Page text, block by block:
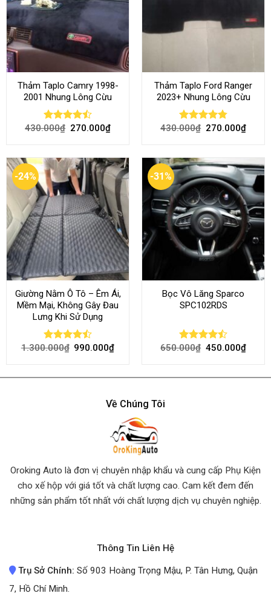
Thảm Taplo Camry 1998-
2001 Nhung Lông Cừu
Rated
430.000₫ 270.000₫
Thảm Taplo Ford Ranger
2023+ Nhung Lông Cừu
Rated 4.80
430.000₫ 270.000₫
-24%
Giường Nằm Ô Tô – Êm Ái,
Mềm Mại, Không Gây Đau
Lưng Khi Sử Dụng
Rated
1.300.000₫ 990.000₫
-31%
Bọc Vô Lăng Sparco
SPC102RDS
Rated
650.000₫ 450.000₫
Về Chúng Tôi
Oroking Auto là đơn vị chuyên nhập khẩu và cung cấp Phụ Kiện
cho xế hộp với giá tốt và chất lượng cao. Cam kết đem đến
những sản phẩm tốt nhất với chất lượng dịch vụ chuyên nghiệp.
Thông Tin Liên Hệ
Trụ Sở Chính: Số 903 Hoàng Trọng Mậu, P. Tân Hưng, Quận
7, Hồ Chí Minh.